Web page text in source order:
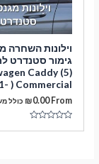
וילונות השחרה
גימור סטנדרט
Caddy (5)
) Commercial
From
₪0.00 כולל